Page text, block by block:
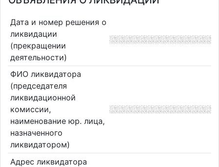
Дата и номер решения о
ликвидации
(прекращении
деятельности)
ФИО ликвидатора
(председателя
ликвидационной
комиссии,
наименование юр. лица,
назначенного
ликвидатором)
Адрес ликвидатора